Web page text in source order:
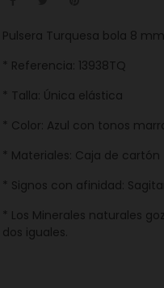
Pulsera Turquesa bola 8
* Referencia: 13938TQ
* Talla: Única elástica
* Color: Azul con tonos
* Materiales: Caja de
* Signos con afinidad:
* Los Minerales naturales
dos iguales.